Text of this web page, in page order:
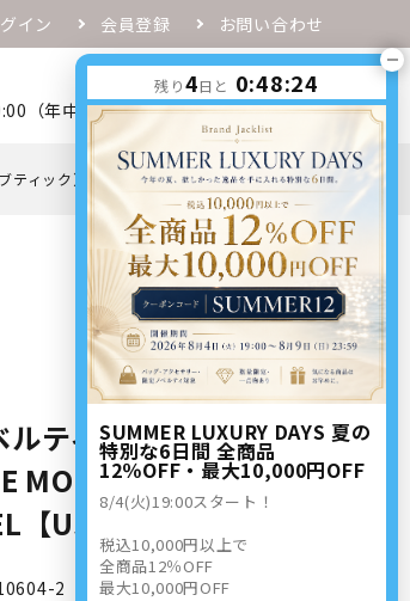
イン 会員登録 お問い合わせ
（年中無休） favorite person 0
shopping_cart
ブティック） OTHER（ノベルティ）
ルティ トートバッグ
MOON ホリデー限定
【Used 開封品】
2
残り4日と 0:48:23
SUMMER LUXURY DAYS 夏の
特別な6日間 全商品
12％OFF・最大10,000円OFF
8/4(火)19:00スタート！
税込10,000円以上で
全商品12％OFF
最大10,000円OFF